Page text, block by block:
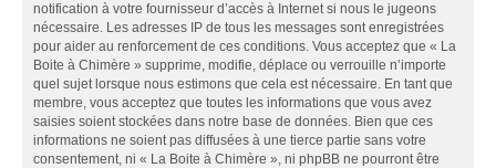
notification à votre fournisseur d’accès à Internet si nous le jugeons
nécessaire. Les adresses IP de tous les messages sont enregistrées
pour aider au renforcement de ces conditions. Vous acceptez que « La
Boite à Chimère » supprime, modifie, déplace ou verrouille n’importe
quel sujet lorsque nous estimons que cela est nécessaire. En tant que
membre, vous acceptez que toutes les informations que vous avez
saisies soient stockées dans notre base de données. Bien que ces
informations ne soient pas diffusées à une tierce partie sans votre
consentement, ni « La Boite à Chimère », ni phpBB ne pourront être